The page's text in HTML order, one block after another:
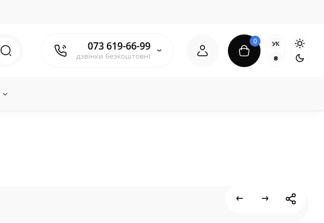
073 619-66-99
дзвінки безкоштовні
0
УК
₴